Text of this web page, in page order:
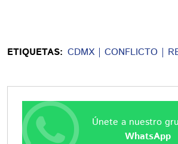
ETIQUETAS: CDMX CONFLICTO
Únete a nuestro
WhatsApp